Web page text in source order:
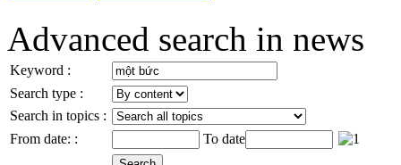
Advanced search in news
Keyword :
Search type :
Search in topics :
From date: :
To date